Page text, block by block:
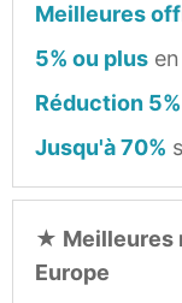
Meilleures
5% ou plus
Réduction 5%
Jusqu'à 70%
★ Meilleures
Europe